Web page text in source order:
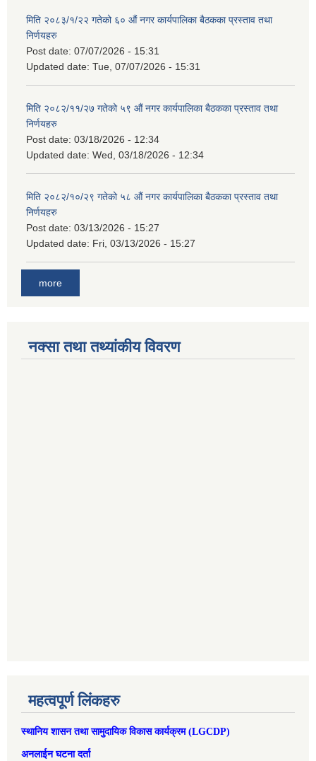
मिति २०८३/१/२२ गतेको ६० औं नगर कार्यपालिका बैठकका प्रस्ताव तथा
निर्णयहरु
Post date: 07/07/2026 - 15:31
Updated date: Tue, 07/07/2026 - 15:31
मिति २०८२/११/२७ गतेको ५९ औं नगर कार्यपालिका बैठकका प्रस्ताव तथा
निर्णयहरु
Post date: 03/18/2026 - 12:34
Updated date: Wed, 03/18/2026 - 12:34
मिति २०८२/१०/२९ गतेको ५८ औं नगर कार्यपालिका बैठकका प्रस्ताव तथा
निर्णयहरु
Post date: 03/13/2026 - 15:27
Updated date: Fri, 03/13/2026 - 15:27
more
नक्सा तथा तथ्यांकीय विवरण
महत्वपूर्ण लिंकहरु
स्थानिय शासन तथा सामुदायिक विकास कार्यक्रम (LGCDP)
अनलाईन घटना दर्ता